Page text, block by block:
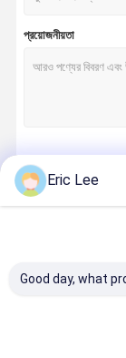
প্রয়োজনীয়তা
Eric Lee
Good day, what